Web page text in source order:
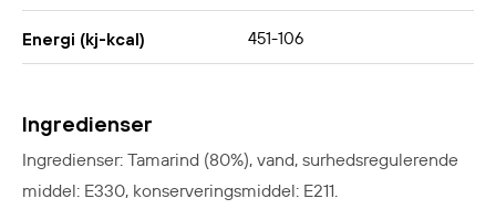
Energi (kj-kcal) 451-106
Ingredienser
Ingredienser: Tamarind (80%), vand, surhedsregulerende
middel: E330, konserveringsmiddel: E211.